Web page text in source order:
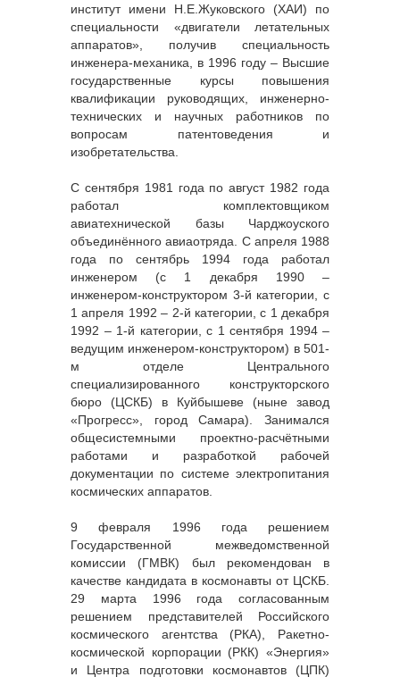
институт имени Н.Е.Жуковского (ХАИ) по
специальности «двигатели летательных
аппаратов», получив специальность
инженера-механика, в 1996 году – Высшие
государственные курсы повышения
квалификации руководящих, инженерно-
технических и научных работников по
вопросам патентоведения и
изобретательства.
С сентября 1981 года по август 1982 года
работал комплектовщиком
авиатехнической базы Чарджоуского
объединённого авиаотряда. С апреля 1988
года по сентябрь 1994 года работал
инженером (с 1 декабря 1990 –
инженером-конструктором 3-й категории, с
1 апреля 1992 – 2-й категории, с 1 декабря
1992 – 1-й категории, с 1 сентября 1994 –
ведущим инженером-конструктором) в 501-
м отделе Центрального
специализированного конструкторского
бюро (ЦСКБ) в Куйбышеве (ныне завод
«Прогресс», город Самара). Занимался
общесистемными проектно-расчётными
работами и разработкой рабочей
документации по системе электропитания
космических аппаратов.
9 февраля 1996 года решением
Государственной межведомственной
комиссии (ГМВК) был рекомендован в
качестве кандидата в космонавты от ЦСКБ.
29 марта 1996 года согласованным
решением представителей Российского
космического агентства (РКА), Ракетно-
космической корпорации (РКК) «Энергия»
и Центра подготовки космонавтов (ЦПК)